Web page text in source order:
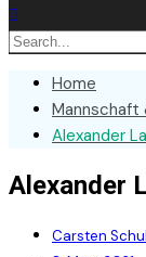
Home
Mannschaft
Alexander
Alexander
Carsten